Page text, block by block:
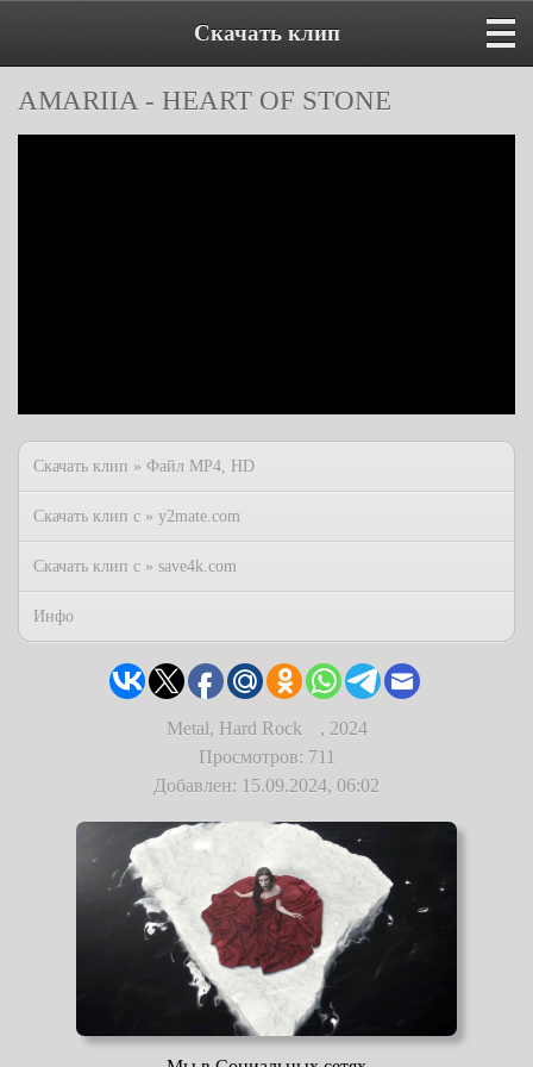
Скачать клип
AMARIIA - HEART OF STONE
Скачать клип » Файл MP4, HD
Скачать клип с » y2mate.com
Скачать клип с » save4k.com
Инфо
Metal, Hard Rock , 2024
Просмотров: 711
Добавлен: 15.09.2024, 06:02